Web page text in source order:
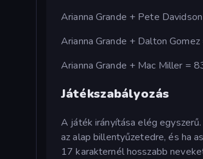
Arianna Grande + Pete
Arianna Grande + Dalton
Arianna Grande + Mac Miller =
Játékszabályozás
A játék irányítása elég
az alap billentyűzetedre, és ha
17 karakternél hosszabb